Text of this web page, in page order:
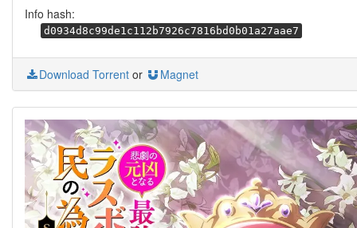
Info hash:
d0934d8c99de1c112b7926c7816bd0b01a27aae7
Download Torrent or Magnet